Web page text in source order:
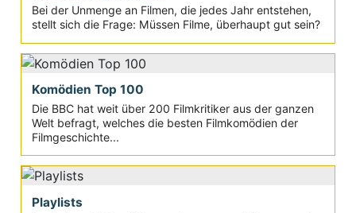
Bei der Unmenge an Filmen, die jedes Jahr entstehen,
stellt sich die Frage: Müssen Filme, überhaupt gut sein?
Komödien Top 100
Die BBC hat weit über 200 Filmkritiker aus der ganzen
Welt befragt, welches die besten Filmkomödien der
Filmgeschichte...
Playlists